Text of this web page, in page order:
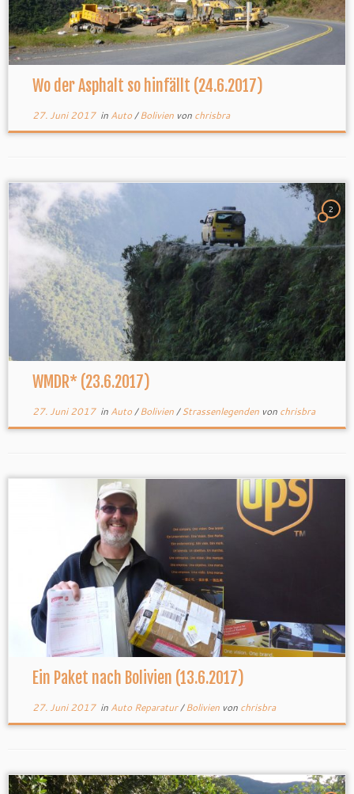
Wo der Asphalt so hinfällt (24.6.2017)
27. Juni 2017in Auto/Bolivien von chrisbra
2
WMDR* (23.6.2017)
27. Juni 2017in Auto/Bolivien/Strassenlegenden von chrisbra
Ein Paket nach Bolivien (13.6.2017)
27. Juni 2017in Auto Reparatur/Bolivien von chrisbra